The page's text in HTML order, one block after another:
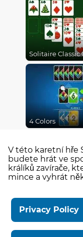
4 Colors
V této karetní hře
budete hrát ve
králíků zavírače,
mince a vyhrát
Privacy Policy